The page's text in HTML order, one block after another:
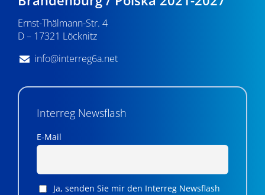
Ernst-Thälmann-Str. 4
D – 17321 Löcknitz
info@interreg6a.net
Interreg Newsflash
E-Mail
Ja, senden Sie mir den Interreg Newsflash